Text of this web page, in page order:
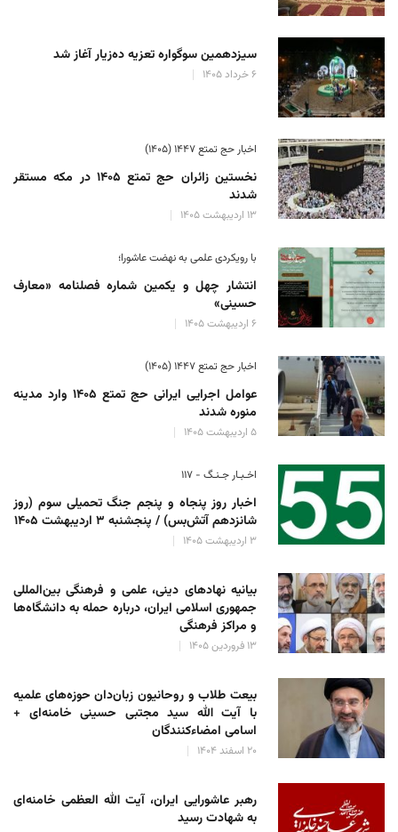
سیزدهمین سوگواره تعزیه ده‌زیار آغاز شد
۶ خرداد ۱۴۰۵
اخبار حج تمتع ۱۴۴۷ (۱۴۰۵)
نخستین زائران حج تمتع ۱۴۰۵ در مکه مستقر
شدند
۱۳ اردیبهشت ۱۴۰۵
با رویکردی علمی به نهضت عاشورا؛
انتشار چهل و یکمین شماره فصلنامه «معارف
حسینی»
۶ اردیبهشت ۱۴۰۵
اخبار حج تمتع ۱۴۴۷ (۱۴۰۵)
عوامل اجرایی ایرانی حج تمتع ۱۴۰۵ وارد مدینه
منوره ‌شدند
۵ اردیبهشت ۱۴۰۵
اخـبـار جـنـگ - ۱۱۷
اخبار روز پنجاه و پنجم جنگ تحمیلی سوم (روز
شانزدهم آتش‌بس) / پنجشنبه ۳ اردیبهشت ۱۴۰۵
۳ اردیبهشت ۱۴۰۵
بیانیه نهادهای دینی، علمی و فرهنگی بین‌المللی
جمهوری اسلامی ایران، درباره حمله به دانشگاه‌ها
و مراکز فرهنگی
۱۳ فروردین ۱۴۰۵
بیعت طلاب و روحانیون زبان‌دان حوزه‌های علمیه
با آیت الله سید مجتبی حسینی خامنه‌ای +
اسامی امضاءکنندگان
۲۰ اسفند ۱۴۰۴
رهبر عاشورایی ایران، آیت الله العظمی خامنه‌ای
به شهادت رسید